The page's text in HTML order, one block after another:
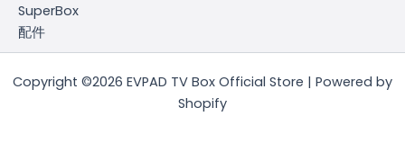
SuperBox
配件
Copyright ©2026 EVPAD TV Box Official Store | Powered by
Shopify